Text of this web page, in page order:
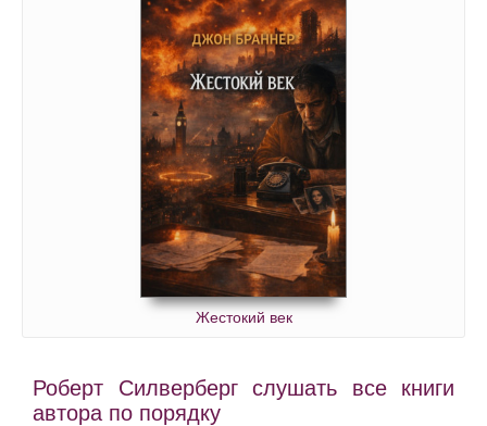
Жестокий век
Роберт Силверберг слушать все книги
автора по порядку